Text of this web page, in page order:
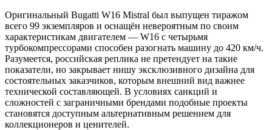
Оригинальный Bugatti W16 Mistral был выпущен тиражом
всего 99 экземпляров и оснащён невероятным по своим
характеристикам двигателем — W16 с четырьмя
турбокомпрессорами способен разогнать машину до 420 км/ч.
Разумеется, российская реплика не претендует на такие
показатели, но закрывает нишу эксклюзивного дизайна для
состоятельных заказчиков, которым внешний вид важнее
технической составляющей. В условиях санкций и
сложностей с заграничными брендами подобные проекты
становятся доступным альтернативным решением для
коллекционеров и ценителей.